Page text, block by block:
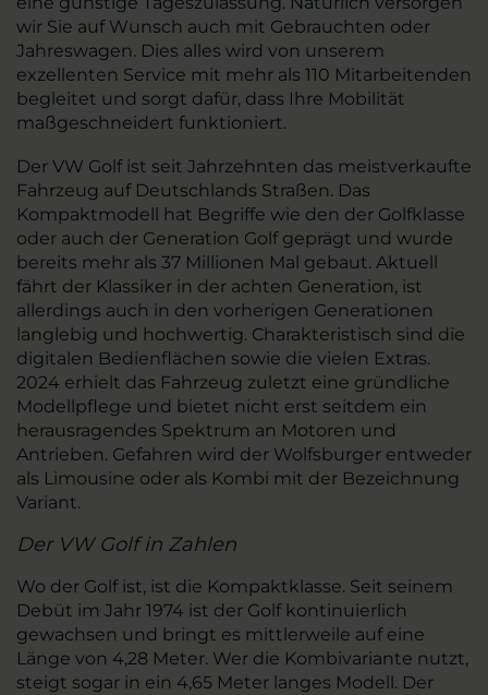
wir Sie auf Wunsch auch mit Gebrauchten oder
Jahreswagen. Dies alles wird von unserem
exzellenten Service mit mehr als 110 Mitarbeitenden
begleitet und sorgt dafür, dass Ihre Mobilität
maßgeschneidert funktioniert.
Der VW Golf ist seit Jahrzehnten das meistverkaufte
Fahrzeug auf Deutschlands Straßen. Das
Kompaktmodell hat Begriffe wie den der Golfklasse
oder auch der Generation Golf geprägt und wurde
bereits mehr als 37 Millionen Mal gebaut. Aktuell
fährt der Klassiker in der achten Generation, ist
allerdings auch in den vorherigen Generationen
langlebig und hochwertig. Charakteristisch sind die
digitalen Bedienflächen sowie die vielen Extras.
2024 erhielt das Fahrzeug zuletzt eine gründliche
Modellpflege und bietet nicht erst seitdem ein
herausragendes Spektrum an Motoren und
Antrieben. Gefahren wird der Wolfsburger entweder
als Limousine oder als Kombi mit der Bezeichnung
Variant.
Der VW Golf in Zahlen
Wo der Golf ist, ist die Kompaktklasse. Seit seinem
Debüt im Jahr 1974 ist der Golf kontinuierlich
gewachsen und bringt es mittlerweile auf eine
Länge von 4,28 Meter. Wer die Kombivariante nutzt,
steigt sogar in ein 4,65 Meter langes Modell. Der